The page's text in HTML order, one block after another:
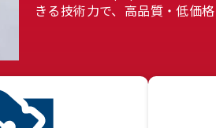
きる技術力で、高品質・低価